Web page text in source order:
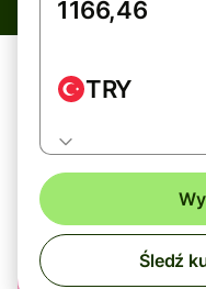
TRY
Śledź